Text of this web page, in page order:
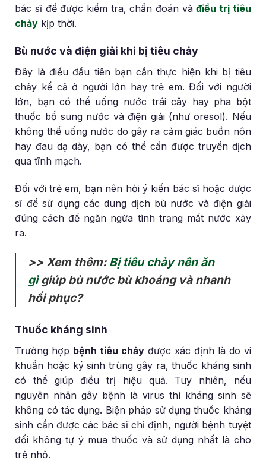
bác sĩ để được kiểm tra, chẩn đoán vàđiều trị tiêu
chảy kịp thời.
Bù nước và điện giải khi bị tiêu chảy
Đây là điều đầu tiên bạn cần thực hiện khi bị tiêu
chảy kể cả ở người lớn hay trẻ em. Đối với người
lớn, bạn có thể uống nước trái cây hay pha bột
thuốc bổ sung nước và điện giải (như oresol). Nếu
không thể uống nước do gây ra cảm giác buồn nôn
hay đau dạ dày, bạn có thể cần được truyền dịch
qua tĩnh mạch.
Đối với trẻ em, bạn nên hỏi ý kiến bác sĩ hoặc dược
sĩ để sử dụng các dung dịch bù nước và điện giải
đúng cách để ngăn ngừa tình trạng mất nước xảy
ra.
>> Xem thêm: Bị tiêu chảy nên ăn
gìgiúp bù nước bù khoáng và nhanh
hồi phục?
Thuốc kháng sinh
Trường hợp bệnh tiêu chảy được xác định là do vi
khuẩn hoặc ký sinh trùng gây ra, thuốc kháng sinh
có thể giúp điều trị hiệu quả. Tuy nhiên, nếu
nguyên nhân gây bệnh là virus thì kháng sinh sẽ
không có tác dụng. Biện pháp sử dụng thuốc kháng
sinh cần được các bác sĩ chỉ định, người bệnh tuyệt
đối không tự ý mua thuốc và sử dụng nhất là cho
trẻ nhỏ.